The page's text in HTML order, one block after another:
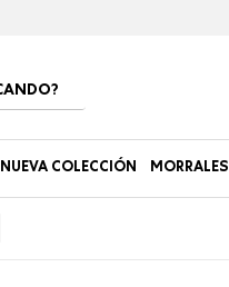
NUEVA COLECCIÓN MORRALES